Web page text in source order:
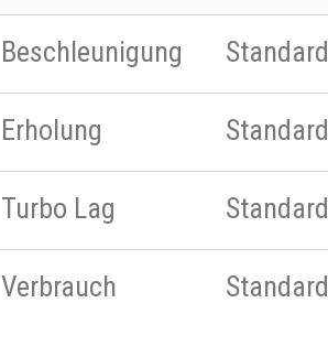
Beschleunigung Standard
Erholung Standard
Turbo Lag Standard
Verbrauch Standard